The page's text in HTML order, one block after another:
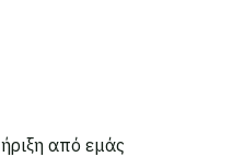
από εμάς